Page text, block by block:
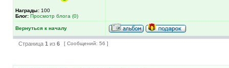
Награды: 100
Блог: Просмотр блога (0)
Вернуться к началу
Страница 1 из 6 [ Сообщений: 56 ]